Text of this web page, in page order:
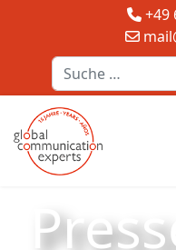
+49
Suchen